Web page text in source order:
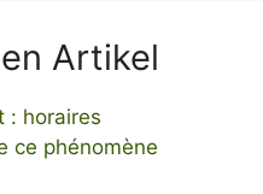
Artikel
: horaires
ce phénomène